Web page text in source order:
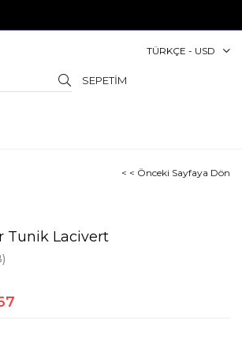
TÜRKÇE - USD
SEPETIM
< < Önceki Sayfaya Dön
Tunik Lacivert